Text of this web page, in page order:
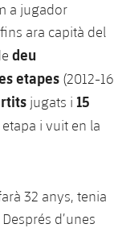
a jugador
ara capità del
deu
etapes (2012-16
jugats i 15
i vuit en la
32 anys, tenia
d’unes